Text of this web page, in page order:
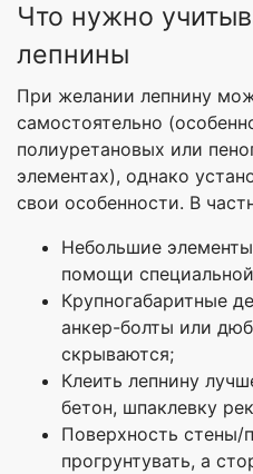
Что нужно
лепнины
При желании лепнину
самостоятельно
полиуретановых или
элементах), однако
свои особенности. В
Небольшие
помощи
Крупногабаритные
анкер-болты или
скрываются;
Клеить лепнину
бетон, шпаклевку
Поверхность стены/
прогрунтувать, а